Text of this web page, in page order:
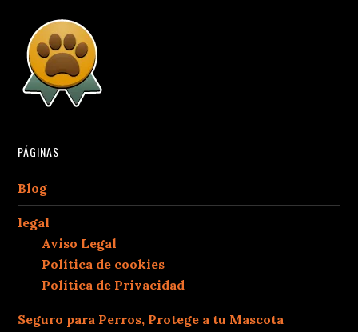
PÁGINAS
Blog
legal
Aviso Legal
Política de cookies
Política de Privacidad
Seguro para Perros, Protege a tu Mascota